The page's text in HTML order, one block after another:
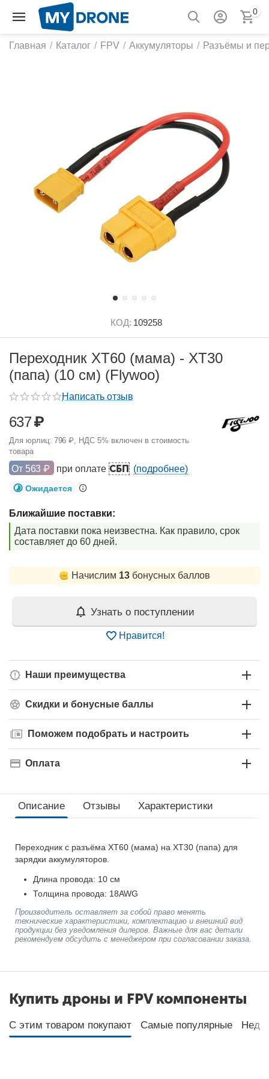
0
Главная / Каталог / FPV / Аккумуляторы / Разъёмы и
КОД: 109258
Переходник XT60 (мама) - XT30
(папа) (10 см) (Flywoo)
Написать отзыв
637₽
Для юрлиц: 796 ₽, НДС 5% включен в стоимость
товара
От 563 ₽ при оплатеСБП (подробнее)
Ожидается
Ближайшие поставки:
Дата поставки пока неизвестна. Как правило, срок
составляет до 60 дней.
Начислим 13бонусных баллов
Узнать о поступлении
Нравится!
Наши преимущества
Скидки и бонусные баллы
Поможем подобрать и настроить
Оплата
Описание Отзывы Характеристики
Переходник с разъёма XT60 (мама) на XT30 (папа) для
зарядки аккумуляторов.
Длина провода: 10 см
Толщина провода: 18AWG
Производитель оставляет за собой право менять
технические характеристики, комплектацию и внешний вид
продукции без уведомления дилеров. Важные для вас детали
рекомендуем обсудить с менеджером при согласовании заказа.
Купить дроны и FPV компоненты
С этим товаром покупают Самые популярные